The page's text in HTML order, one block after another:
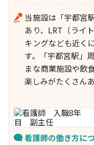
当施設は「宇都宮
あり、LRT（ライ
キングなども近く
す。「宇都宮駅」
まな商業施設や飲
楽しみがたくさんあ
看護師の働き方に